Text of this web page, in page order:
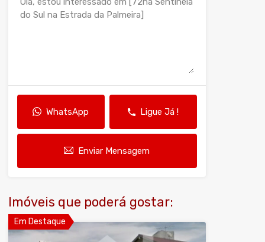
WhatsApp Ligue Já !
Enviar Mensagem
Imóveis que poderá gostar:
Em Destaque